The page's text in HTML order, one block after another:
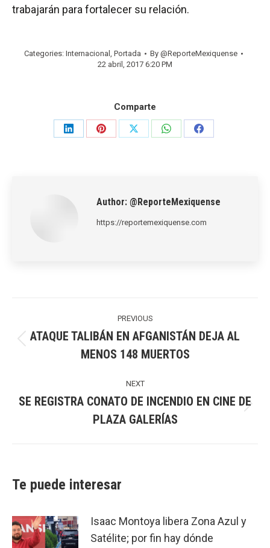
trabajarán para fortalecer su relación.
Categories: Internacional , Portada By @ReporteMexiquense
22 abril, 2017 6:20 PM
Comparte
Share
Share
Share
Share
Share
Author: @ReporteMexiquense
https://reportemexiquense.com
PREVIOUS
post:
ATAQUE TALIBÁN EN AFGANISTÁN DEJA AL
MENOS 148 MUERTOS
NEXT
post:
SE REGISTRA CONATO DE INCENDIO EN CINE DE
PLAZA GALERÍAS
Te puede interesar
Isaac Montoya libera Zona Azul y
Satélite; por fin hay dónde